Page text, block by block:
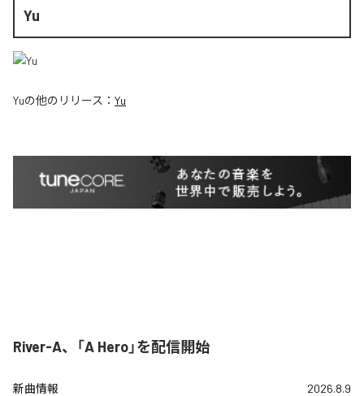
Yu
Yuの他のリリース： Yu
River-A、「A Hero」を配信開始
新曲情報 2026.8.9